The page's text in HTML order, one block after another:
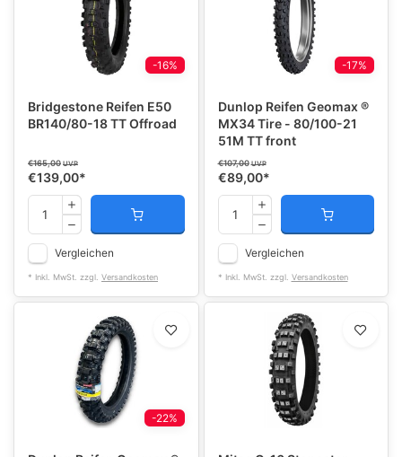
-16%
Bridgestone Reifen E50
BR140/80-18 TT Offroad
€165,00 UVP
€139,00*
Vergleichen
* Inkl. MwSt. zzgl. Versandkosten
-17%
Dunlop Reifen Geomax ®
MX34 Tire - 80/100-21
51M TT front
€107,00 UVP
€89,00*
Vergleichen
* Inkl. MwSt. zzgl. Versandkosten
-22%